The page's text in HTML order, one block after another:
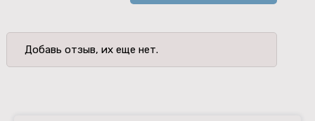
Добавь отзыв, их еще нет.